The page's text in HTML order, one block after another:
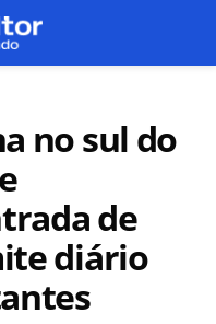
no sul do
de
diário